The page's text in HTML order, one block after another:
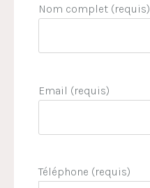
Nom complet (requis)
Email (requis)
Téléphone (requis)